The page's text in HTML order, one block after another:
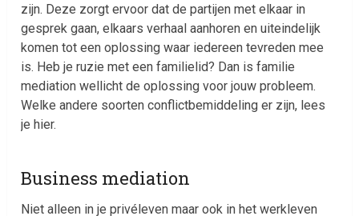
zijn. Deze zorgt ervoor dat de partijen met elkaar in
gesprek gaan, elkaars verhaal aanhoren en uiteindelijk
komen tot een oplossing waar iedereen tevreden mee
is. Heb je ruzie met een familielid? Dan is familie
mediation wellicht de oplossing voor jouw probleem.
Welke andere soorten conflictbemiddeling er zijn, lees
je hier.
Business mediation
Niet alleen in je privéleven maar ook in het werkleven